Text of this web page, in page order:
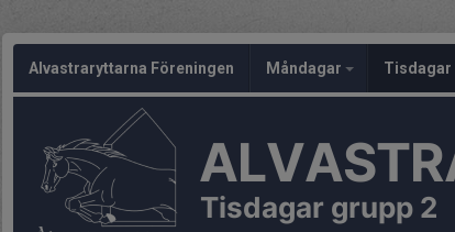
Alvastraryttarna Föreningen Måndagar Tisdagar
Tisdagar grupp 2